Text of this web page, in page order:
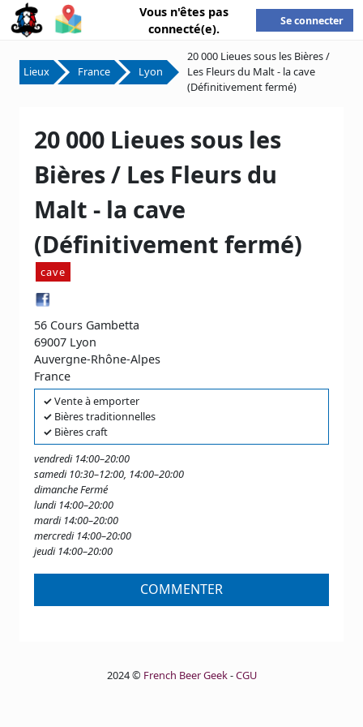
Vous n'êtes pas
connecté(e).
Se connecter
Lieux France Lyon
20 000 Lieues sous les Bières /
Les Fleurs du Malt - la cave
(Définitivement fermé)
20 000 Lieues sous les
Bières / Les Fleurs du
Malt - la cave
(Définitivement fermé)
cave
56 Cours Gambetta
69007 Lyon
Auvergne-Rhône-Alpes
France
✓Vente à emporter
✓ Bières traditionnelles
✓ Bières craft
vendredi 14:00–20:00
samedi 10:30–12:00, 14:00–20:00
dimanche Fermé
lundi 14:00–20:00
mardi 14:00–20:00
mercredi 14:00–20:00
jeudi 14:00–20:00
COMMENTER
2024 © French Beer Geek-CGU